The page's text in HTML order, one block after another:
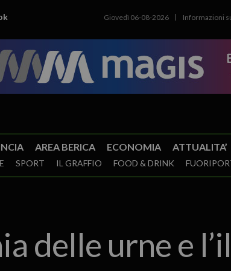
Giovedì 06-08-2026 Informazioni
AREA BERICA ECONOMIA ATTUALITA’
SPORT IL GRAFFIO FOOD & DRINK
delle urne e